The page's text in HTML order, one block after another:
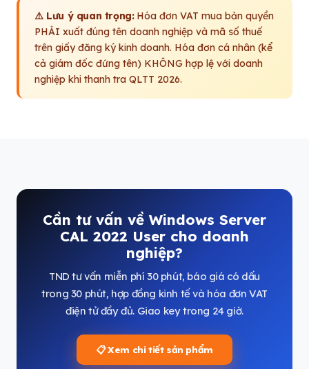
⚠️ Lưu ý quan trọng:Hóa đơn VAT mua bản quyền
PHẢI xuất đúng tên doanh nghiệp và mã số thuế
trên giấy đăng ký kinh doanh. Hóa đơn cá nhân (kể
cả giám đốc đứng tên) KHÔNG hợp lệ với doanh
nghiệp khi thanh tra QLTT 2026.
Cần tư vấn về Windows Server
CAL 2022 User cho doanh
nghiệp?
TND tư vấn miễn phí 30 phút, báo giá có dấu
trong 30 phút, hợp đồng kinh tế và hóa đơn VAT
điện tử đầy đủ. Giao key trong 24 giờ.
📋 Xem chi tiết sản phẩm